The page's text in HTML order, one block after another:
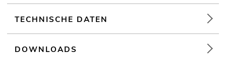
TECHNISCHE DATEN
DOWNLOADS